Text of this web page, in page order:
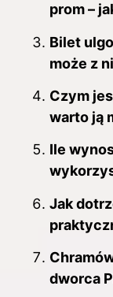
prom –
Bilet
może z
Czym
warto ją
Ile
Jak
dworca